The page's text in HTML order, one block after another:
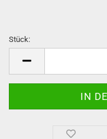
Stück: